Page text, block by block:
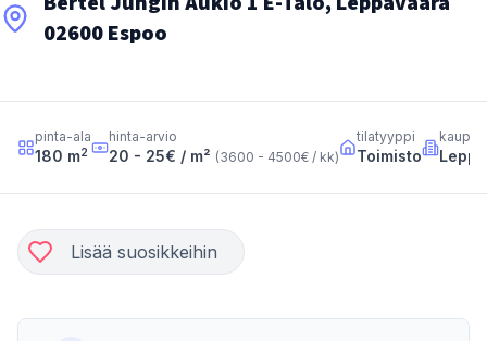
02600 Espoo
pinta-ala
180 m2
hinta-arvio
20 - 25€ / m² (3600 - 4500€ / kk)
tilatyyppi
Toimisto
Lisää suosikkeihin